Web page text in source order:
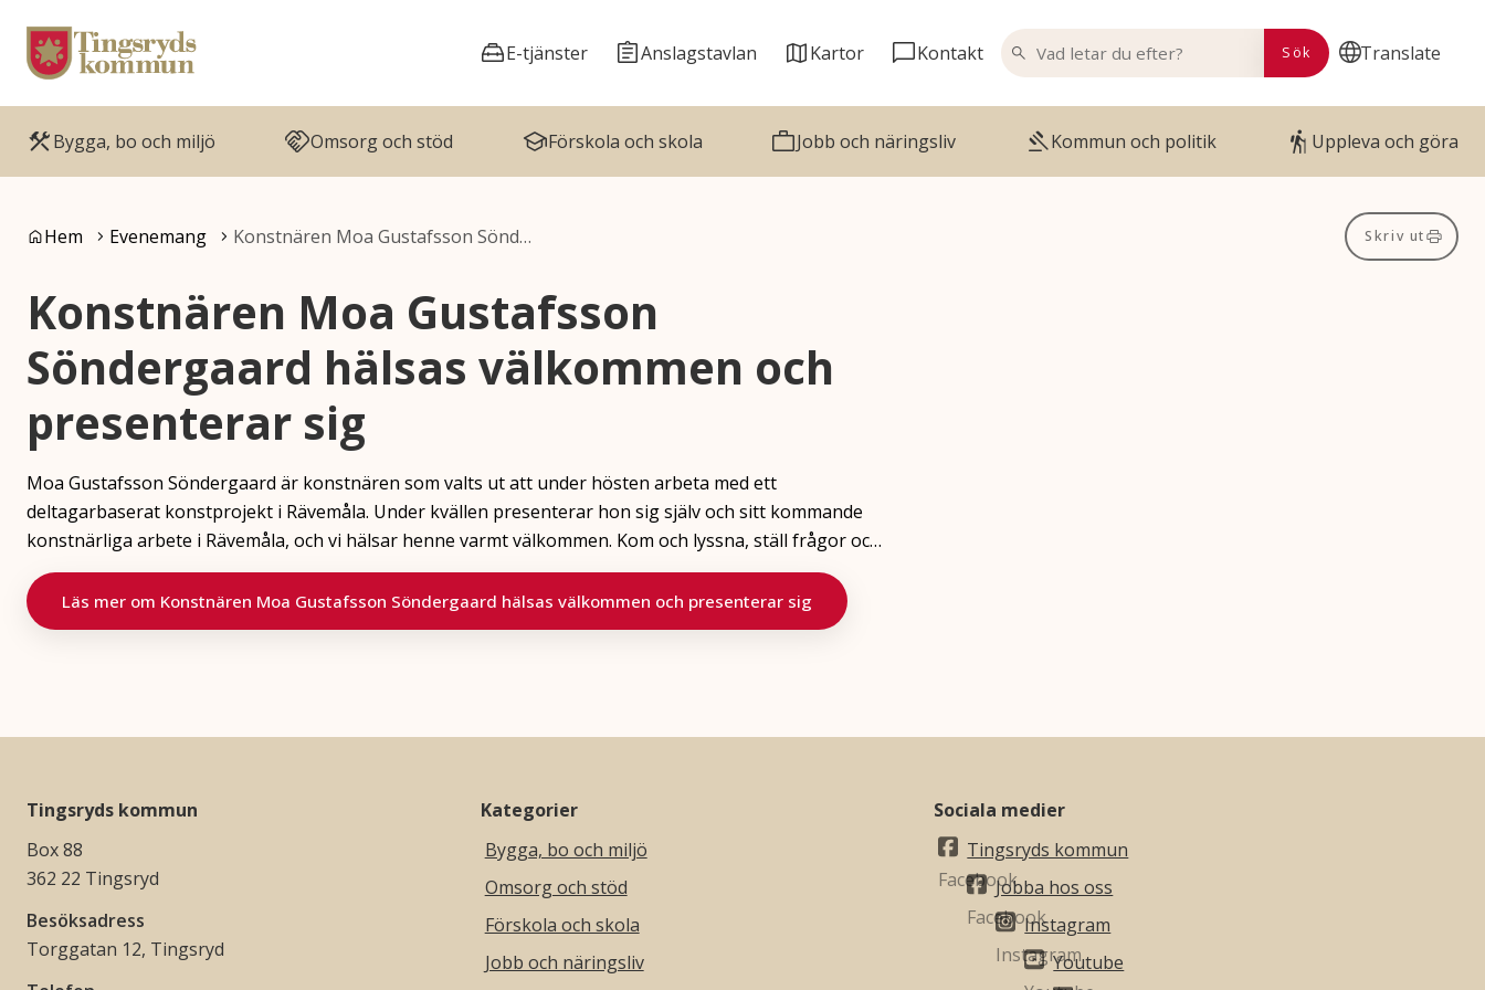
Gå till innehåll
Gå till huvudmeny
Translate
E-tjänster Anslagstavlan Kartor Kontakt
VAD LETAR DU EFTER?
Sök
Bygga, bo och miljö Omsorg och stöd Förskola och skola Jobb och näringsliv Kommun och politik Uppleva och göra
Du är här:
Hem Evenemang Konstnären Moa Gustafsson Sönd… Skriv ut
Konstnären Moa Gustafsson
Söndergaard hälsas välkommen och
presenterar sig
Moa Gustafsson Söndergaard är konstnären som valts ut att under hösten arbeta med ett
deltagarbaserat konstprojekt i Rävemåla. Under kvällen presenterar hon sig själv och sitt kommande
konstnärliga arbete i Rävemåla, och vi hälsar henne varmt välkommen. Kom och lyssna, ställ frågor oc…
Läs mer om Konstnären Moa Gustafsson Söndergaard hälsas välkommen och presenterar sig
Tingsryds kommun
Box 88
362 22 Tingsryd
Besöksadress
Torggatan 12, Tingsryd
Kategorier
Bygga, bo och miljö
Omsorg och stöd
Förskola och skola
Jobb och näringsliv
Sociala medier
Tingsryds kommun
Jobba hos oss
Instagram
Youtube